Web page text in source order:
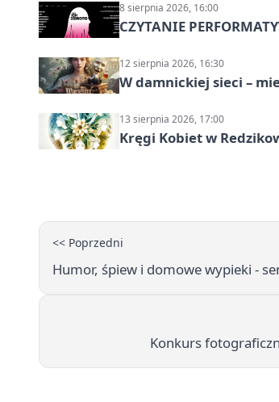
8 sierpnia 2026, 16:00
CZYTANIE
12 sierpnia 2026, 16:30
W damnickiej sieci –
13 sierpnia 2026, 17:00
Kręgi Kobiet w
<< Poprzedni
Humor, śpiew i domowe wypieki -
Konkurs